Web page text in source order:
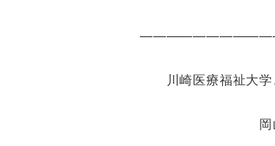
川崎医療福祉大